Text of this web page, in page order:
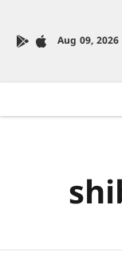
Aug 09, 2026